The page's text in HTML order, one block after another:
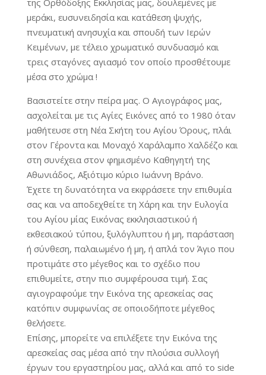
μεράκι, ευσυνειδησία και κατάθεση ψυχής,
πνευματική ανησυχία και σπουδή των Ιερών
Κειμένων, με τέλειο χρωματικό συνδυασμό και
τρεις σταγόνες αγιασμό τον οποίο προσθέτουμε
μέσα στο χρώμα !
Βασιστείτε στην πείρα μας. Ο Αγιογράφος μας,
ασχολείται με τις Αγίες Εικόνες από το 1980 όταν
μαθήτευσε στη Νέα Σκήτη του Αγίου Όρους, πλάι
στον Γέροντα και Μοναχό Χαράλαμπο Χαλδέζο και
στη συνέχεια στον φημισμένο Καθηγητή της
Αθωνιάδος, Αξιότιμο κύριο Ιωάννη Βράνο.
Έχετε τη δυνατότητα να εκφράσετε την επιθυμία
σας και να αποδεχθείτε τη Χάρη και την Ευλογία
του Αγίου μίας Εικόνας εκκλησιαστικού ή
εκθεσιακού τύπου, ξυλόγλυπτου ή μη, παράσταση
ή σύνθεση, παλαιωμένο ή μη, ή απλά τον Άγιο που
προτιμάτε στο μέγεθος και το σχέδιο που
επιθυμείτε, στην πιο συμφέρουσα τιμή. Σας
αγιογραφούμε την Εικόνα της αρεσκείας σας
κατόπιν συμφωνίας σε οποιοδήποτε μέγεθος
θελήσετε.
Επίσης, μπορείτε να επιλέξετε την Εικόνα της
αρεσκείας σας μέσα από την πλούσια συλλογή
έργων του εργαστηρίου μας, αλλά και από το side